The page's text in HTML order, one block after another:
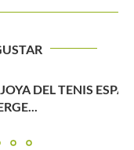
TENIS ESPAÑOL